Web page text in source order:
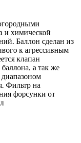
и химической
Баллон сделан из
к агрессивным
клапан
а так же
Фильтр на
форсунки от